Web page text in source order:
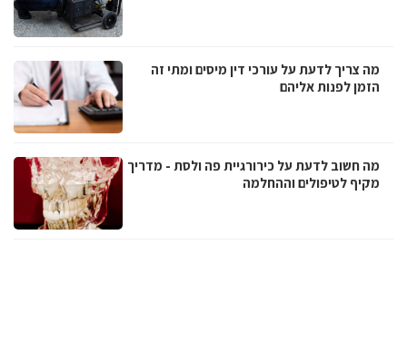
מה צריך לדעת על עורכי דין מיסים ומתי זה
הזמן לפנות אליהם
מה חשוב לדעת על כירורגיית פה ולסת - מדריך
מקיף לטיפולים וההחלמה